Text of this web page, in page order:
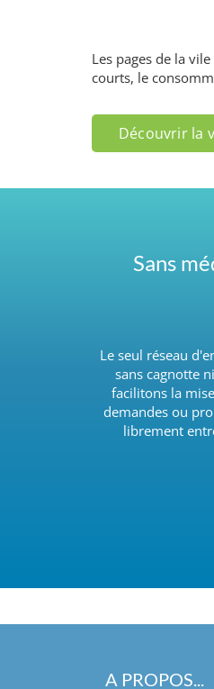
Les pages de la
courts, le
Découvrir la
Sans
Le seul réseau
sans cagnotte
facilitons la
demandes ou
librement
A PROPOS...